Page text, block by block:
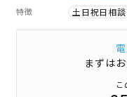
特徴 土日祝日相
まずは
こ